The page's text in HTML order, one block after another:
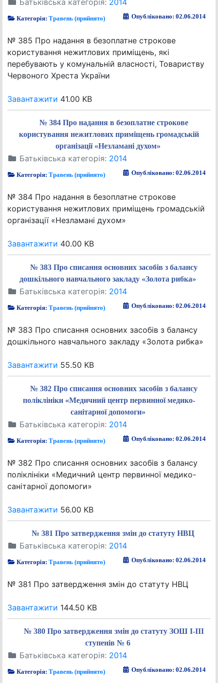
Батьківська категорія: 2014
Категорія:Травень (прийнято) Опубліковано: 02.06.2014
№ 385 Про надання в безоплатне строкове
користування нежитлових приміщень, які
перебувають у комунальній власності, Товариству
Червоного Хреста України
Завантажити 41.00 KB
№ 384 Про надання в безоплатне строкове
користування нежитлових приміщень громадській
організації «Незламані духом»
Батьківська категорія: 2014
Категорія:Травень (прийнято) Опубліковано: 02.06.2014
№ 384 Про надання в безоплатне строкове
користування нежитлових приміщень громадській
організації «Незламані духом»
Завантажити 40.00 KB
№ 383 Про списання основних засобів з балансу
дошкільного навчального закладу «Золота рибка»
Батьківська категорія: 2014
Категорія:Травень (прийнято) Опубліковано: 02.06.2014
№ 383 Про списання основних засобів з балансу
дошкільного навчального закладу «Золота рибка»
Завантажити 55.50 KB
№ 382 Про списання основних засобів з балансу
поліклініки «Медичний центр первинної медико-
санітарної допомоги»
Батьківська категорія: 2014
Категорія:Травень (прийнято) Опубліковано: 02.06.2014
№ 382 Про списання основних засобів з балансу
поліклініки «Медичний центр первинної медико-
санітарної допомоги»
Завантажити 56.00 KB
№ 381 Про затвердження змін до статуту НВЦ
Батьківська категорія: 2014
Категорія:Травень (прийнято) Опубліковано: 02.06.2014
№ 381 Про затвердження змін до статуту НВЦ
Завантажити 144.50 KB
№ 380 Про затвердження змін до статуту ЗОШ І-ІІІ
ступенів № 6
Батьківська категорія: 2014
Категорія:Травень (прийнято) Опубліковано: 02.06.2014